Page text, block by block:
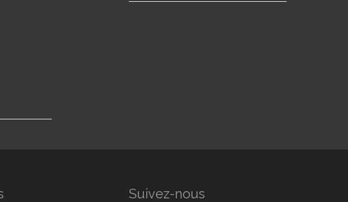
Suivez-nous